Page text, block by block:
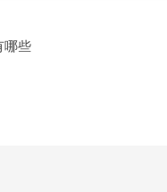
哪些